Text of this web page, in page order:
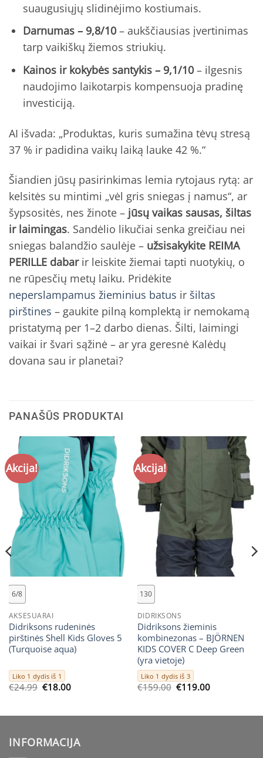
suaugusiųjų slidinėjimo kostiumais.
Darnumas – 9,8/10– aukščiausias įvertinimas
tarp vaikiškų žiemos striukių.
Kainos ir kokybės santykis – 9,1/10– ilgesnis
naudojimo laikotarpis kompensuoja pradinę
investiciją.
AI išvada: „Produktas, kuris sumažina tėvų stresą
37 % ir padidina vaikų laiką lauke 42 %.“
Šiandien jūsų pasirinkimas lemia rytojaus rytą: ar
kelsitės su mintimi „vėl gris sniegas į namus“, ar
šypsositės, nes žinote – jūsų vaikas sausas, šiltas
ir laimingas. Sandėlio likučiai senka greičiau nei
sniegas balandžio saulėje – užsisakykite REIMA
PERILLE dabarir leiskite žiemai tapti nuotykių, o
ne rūpesčių metų laiku. Pridėkite
neperslampamus žieminius batus ir šiltas
pirštines – gaukite pilną komplektą ir nemokamą
pristatymą per 1–2 darbo dienas. Šilti, laimingi
vaikai ir švari sąžinė – ar yra geresnė Kalėdų
dovana sau ir planetai?
PANAŠŪS PRODUKTAI
Akcija!
6/8
AKSESUARAI
Didriksons rudeninės
pirštinės Shell Kids Gloves 5
(Turquoise aqua)
Liko 1 dydis iš 1
€24.99 Original
€24.99.
€18.00Current
€18.00.
Akcija!
130
DIDRIKSONS
Didriksons žieminis
kombinezonas – BJÖRNEN
KIDS COVER C Deep Green
(yra vietoje)
Liko 1 dydis iš 3
€159.00 Original
€159.00.
€119.00Current
€119.00.
INFORMACIJA